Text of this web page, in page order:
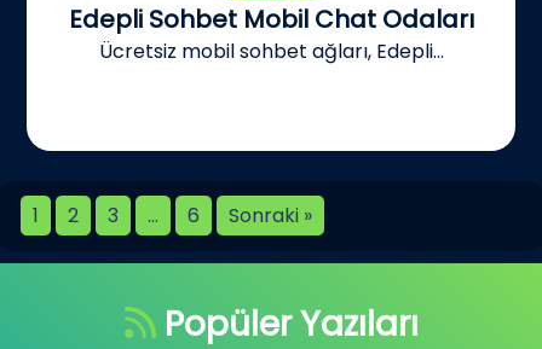
Edepli Sohbet Mobil Chat Odaları
Ücretsiz mobil sohbet ağları, Edepli...
1 2 3 … 6 Sonraki »
Popüler Yazıları